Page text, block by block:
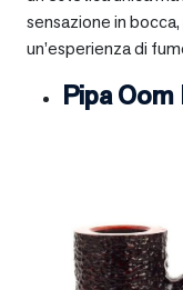
sensazione in
un’esperienza di
Pipa Oom